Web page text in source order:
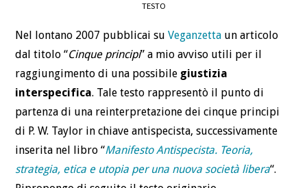
TESTO
Nel lontano 2007 pubblicai suVeganzetta un articolo
dal titolo “Cinque principi” a mio avviso utili per il
raggiungimento di una possibile giustizia
interspecifica. Tale testo rappresentò il punto di
partenza di una reinterpretazione dei cinque principi
di P. W. Taylor in chiave antispecista, successivamente
inserita nel libro “Manifesto Antispecista. Teoria,
strategia, etica e utopia per una nuova società libera“.